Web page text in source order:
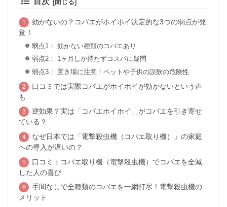
効かないの？コバエがホイホイ決定的な3つの弱点が発
覚！
弱点1： 効かない種類のコバエあり
弱点2： 1ヶ月しか持たずコスパに疑問
弱点3： 置き場に注意！ペットや子供の誤飲の危険性
口コミでは実際コバエがホイホイが効かないという声
も
逆効果？実は「コバエホイホイ」がコバエを引き寄せ
ている？
なぜ日本では「電撃殺虫機（コバエ取り機）」の家庭
への導入が遅いの？
口コミ：コバエ取り機（電撃殺虫機）でコバエを全滅
した人の喜び
手間なしで全種類のコバエを一網打尽！電撃殺虫機の
メリット